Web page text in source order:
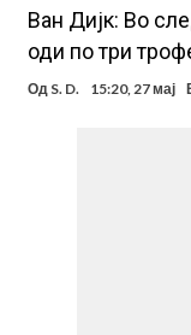
Ван Дијк: Во
оди по три
Од S. D. 15:20, 27 мај